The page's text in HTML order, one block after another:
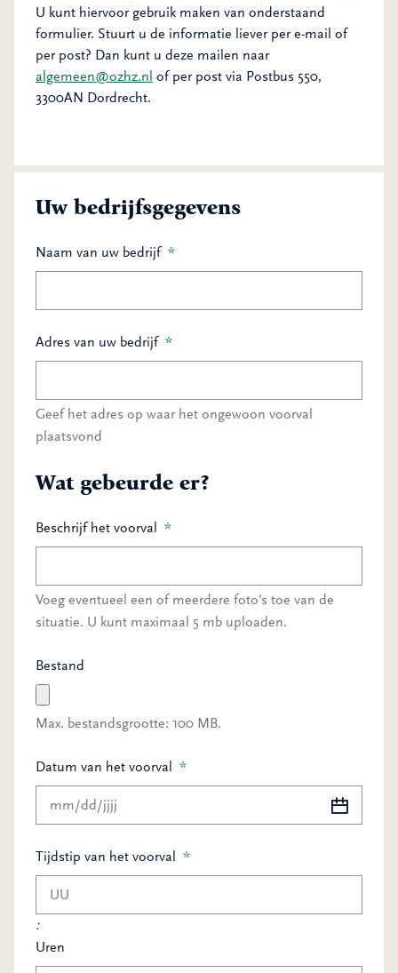
U kunt hiervoor gebruik maken van onderstaand
formulier. Stuurt u de informatie liever per e-mail of
per post? Dan kunt u deze mailen naar
algemeen@ozhz.nl of per post via Postbus 550,
3300AN Dordrecht.
Uw bedrijfsgegevens
Naam van uw bedrijf *
Adres van uw bedrijf *
Geef het adres op waar het ongewoon voorval
plaatsvond
Wat gebeurde er?
Beschrijf het voorval *
Voeg eventueel een of meerdere foto's toe van de
situatie. U kunt maximaal 5 mb uploaden.
Bestand
Max. bestandsgrootte: 100 MB.
Datum van het voorval
*
Tijdstip van het voorval *
:
Uren